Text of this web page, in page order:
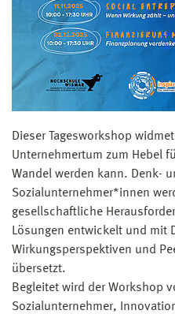
Dieser Tagesworkshop
Unternehmertum zum Hebel
Wandel werden kann. Denk-
Sozialunternehmer*innen
gesellschaftliche
Lösungen entwickelt und mit
Wirkungsperspektiven und
übersetzt.
Begleitet wird der Workshop
Sozialunternehmer,